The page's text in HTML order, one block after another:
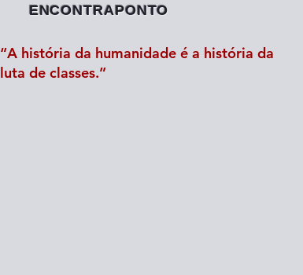
ENCONTRAPONTO
“A história da humanidade é a história da
luta de classes.”